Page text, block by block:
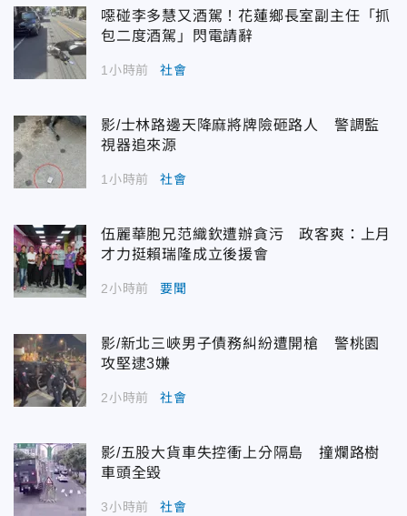
噁碰李多慧又酒駕！花蓮鄉長室副主任「抓
包二度酒駕」閃電請辭
1小時前 社會
影/士林路邊天降麻將牌險砸路人 警調監
視器追來源
1小時前 社會
伍麗華胞兄范織欽遭辦貪污 政客爽：上月
才力挺賴瑞隆成立後援會
2小時前 要聞
影/新北三峽男子債務糾紛遭開槍 警桃園
攻堅逮3嫌
2小時前 社會
影/五股大貨車失控衝上分隔島 撞爛路樹
車頭全毀
3小時前 社會